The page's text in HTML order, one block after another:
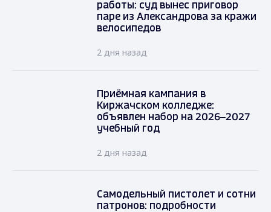
работы: суд вынес приговор
паре из Александрова за кражи
велосипедов
2 дня назад
Приёмная кампания в
Киржачском колледже:
объявлен набор на 2026–2027
учебный год
2 дня назад
Самодельный пистолет и сотни
патронов: подробности